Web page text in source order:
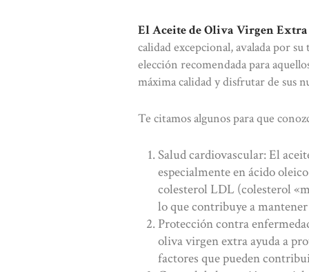
El Aceite de Oliva Virgen
calidad excepcional, avalada por
elección recomendada para
máxima calidad y disfrutar de sus
Te citamos algunos para que
Salud cardiovascular: El
especialmente en ácido
colesterol LDL (colesterol
lo que contribuye a
Protección contra
oliva virgen extra ayuda a
factores que pueden